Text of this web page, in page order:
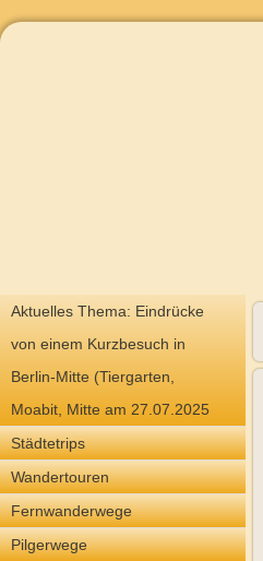
Aktuelles Thema: Eindrücke
von einem Kurzbesuch in
Berlin-Mitte (Tiergarten,
Moabit, Mitte am 27.07.2025
Städtetrips
Wandertouren
Fernwanderwege
Pilgerwege